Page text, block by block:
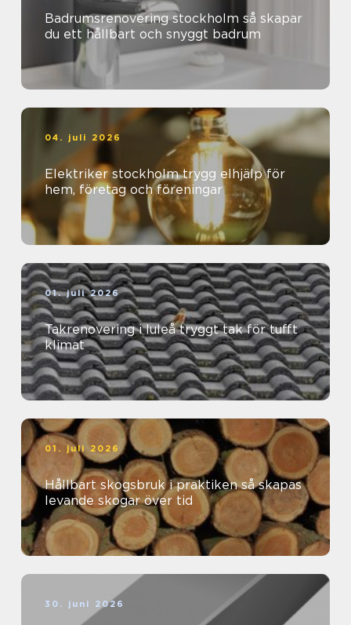
Badrumsrenovering stockholm så skapar
du ett hållbart och snyggt badrum
04. juli 2026
Elektriker stockholm trygg elhjälp för
hem, företag och föreningar
01. juli 2026
Takrenovering i luleå tryggt tak för tufft
klimat
01. juli 2026
Hållbart skogsbruk i praktiken så skapas
levande skogar över tid
30. juni 2026